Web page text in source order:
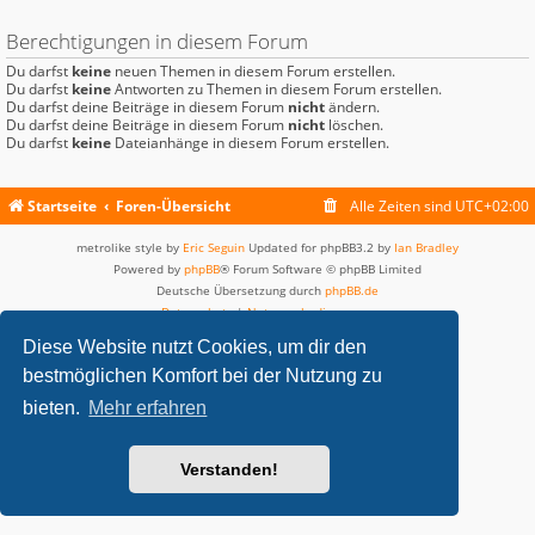
Diese Website nutzt Cookies, um dir den
bestmöglichen Komfort bei der Nutzung zu
bieten. Mehr erfahren
Verstanden!
Berechtigungen in diesem Forum
Du darfst keine neuen Themen in diesem Forum erstellen.
Du darfst keineAntworten zu Themen in diesem Forum erstellen.
Du darfst deine Beiträge in diesem Forum nichtändern.
Du darfst deine Beiträge in diesem Forum nicht löschen.
Du darfst keine Dateianhänge in diesem Forum erstellen.
Startseite Foren-Übersicht Alle Zeiten sind UTC+02:00
metrolike style by Eric Seguin Updated for phpBB3.2 by Ian Bradley
Powered by phpBB® Forum Software © phpBB Limited
Deutsche Übersetzung durch phpBB.de
Datenschutz|Nutzungsbedingungen